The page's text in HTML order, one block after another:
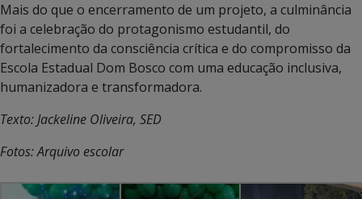
Mais do que o encerramento de um projeto, a culminância
foi a celebração do protagonismo estudantil, do
fortalecimento da consciência crítica e do compromisso da
Escola Estadual Dom Bosco com uma educação inclusiva,
humanizadora e transformadora.
Texto: Jackeline Oliveira, SED
Fotos: Arquivo escolar